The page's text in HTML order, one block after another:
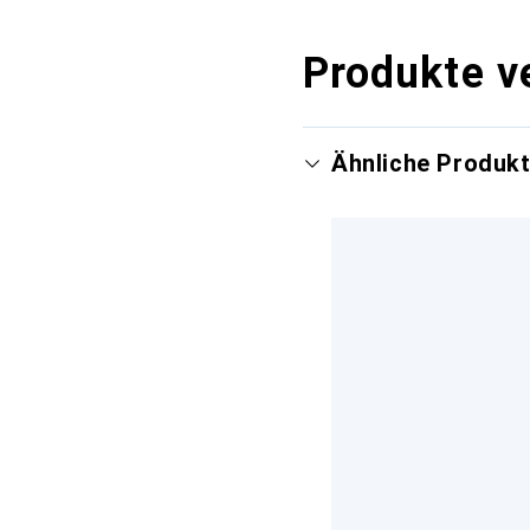
Produkte
Ähnliche